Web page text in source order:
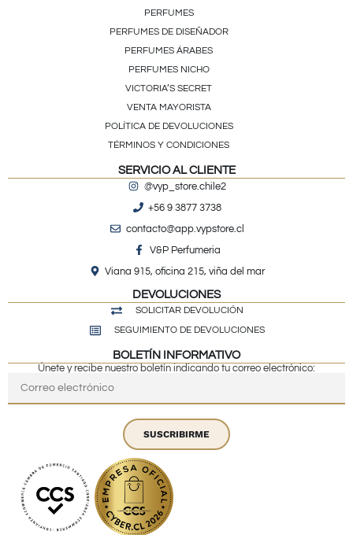
PERFUMES
PERFUMES DE DISEÑADOR
PERFUMES ÁRABES
PERFUMES NICHO
VICTORIA’S SECRET
VENTA MAYORISTA
POLÍTICA DE DEVOLUCIONES
TÉRMINOS Y CONDICIONES
SERVICIO AL CLIENTE
@vyp_store.chile2
+56 9 3877 3738
contacto@app.vypstore.cl
V&P Perfumeria
Viana 915, oficina 215, viña del mar
DEVOLUCIONES
SOLICITAR DEVOLUCIÓN
SEGUIMIENTO DE DEVOLUCIONES
BOLETÍN INFORMATIVO
Únete y recibe nuestro boletín indicando tu correo electrónico:
SUSCRIBIRME